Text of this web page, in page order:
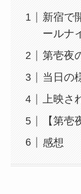
新宿で
ールナ
第壱夜
当日の
上映さ
【第
感想